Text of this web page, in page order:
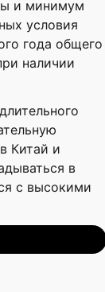
и минимум
условия
года общего
наличии
Китай и
в
с высокими